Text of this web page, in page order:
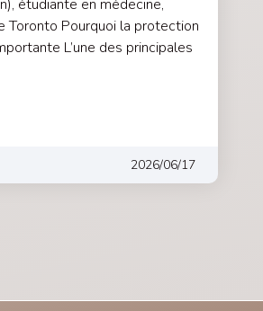
étudiante en médecine,
Toronto Pourquoi la protection
L’une des principales
2026/06/17